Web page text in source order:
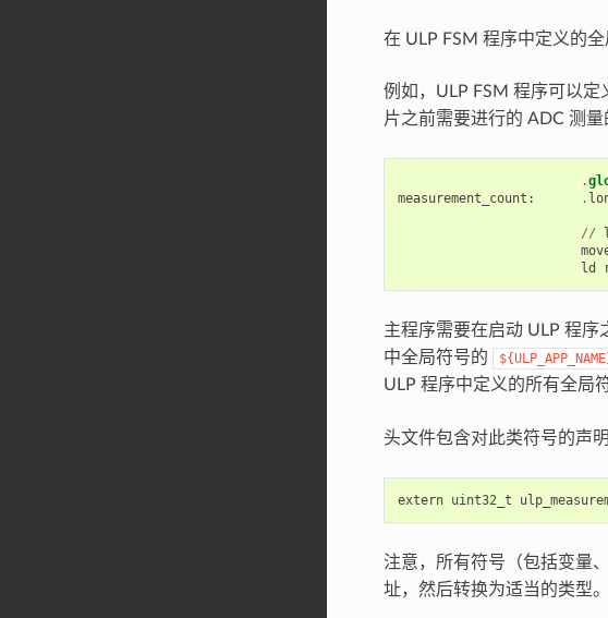
在 ULP FSM 程序中定义的
例如，ULP FSM 程序可以定
片之前需要进行的 ADC 测量
.
measurement_count : .
//
ld
主程序需要在启动 ULP 程序
中全局符号的
ULP 程序中定义的所有全局
头文件包含对此类符号的声
extern uint32_t
注意，所有符号（包括变量
址，然后转换为适当的类型。